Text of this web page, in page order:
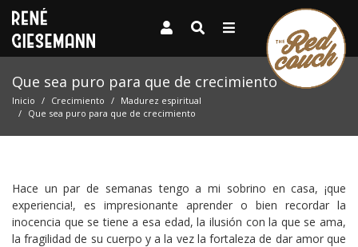
Que sea puro para que de crecimiento
Inicio Crecimiento
Madurez espiritual
Que sea puro para que de crecimiento
Hace un par de semanas tengo a mi sobrino en casa, ¡que
experiencia!, es impresionante aprender o bien recordar la
inocencia que se tiene a esa edad, la ilusión con la que se ama,
la fragilidad de su cuerpo y a la vez la fortaleza de dar amor que